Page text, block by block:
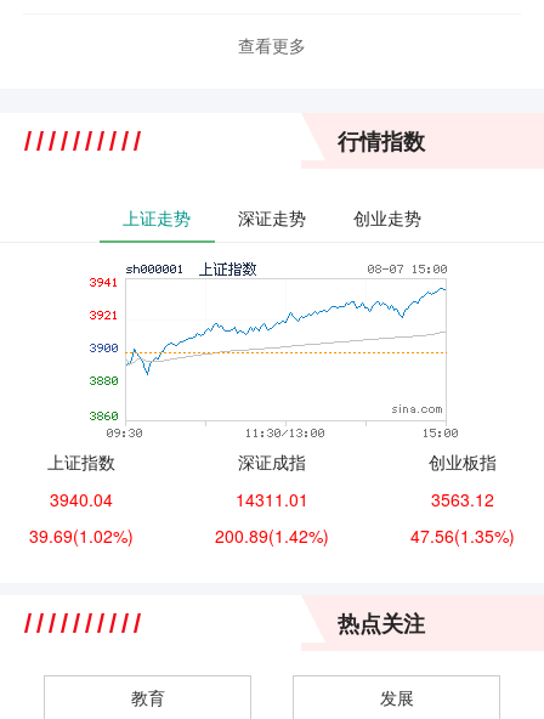
查看更多
行情指数
上证走势 深证走势 创业走势
上证指数
3940.04
39.69(1.02%)
深证成指
14311.01
200.89(1.42%)
创业板指
3563.12
47.56(1.35%)
热点关注
教育 发展